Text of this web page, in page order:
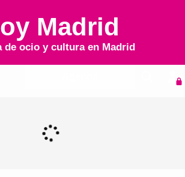
Madrid
de ocio y cultura en Madrid